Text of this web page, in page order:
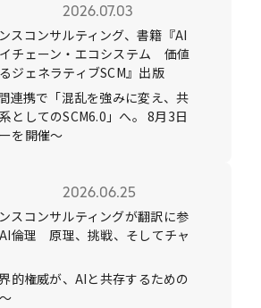
スコンサルティング、書籍『AI
チェーン・エコシステム 価値
ジェネラティブSCM』出版
連携で「混乱を強みに変え、共
としてのSCM6.0」へ。 8月3日
を開催～
2026.07.03
スコンサルティングが翻訳に参
倫理 原理、挑戦、そしてチャ
的権威が、AIと共存するための
2026.06.25